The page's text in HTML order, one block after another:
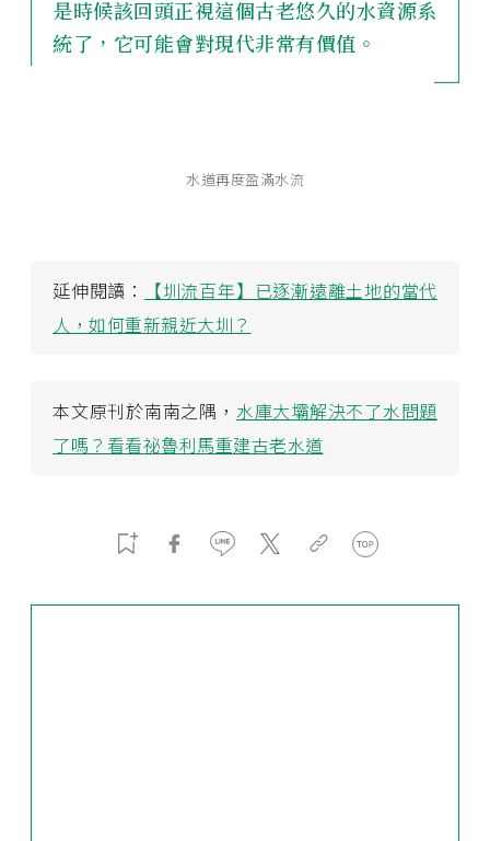
是時候該回頭正視這個古老悠久的水資源系
統了，它可能會對現代非常有價值。
水道再度盈滿水流
延伸閱讀：
【圳流百年】已逐漸遠離土地的當代
人，如何重新親近大圳？
本文原刊於南南之隅， 水庫大壩解決不了水問題
了嗎？看看祕魯利馬重建古老水道